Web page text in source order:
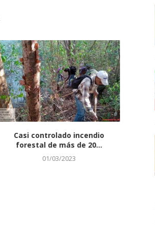
Salud Pública promueve estilo de
vida saludable
27/09/2022